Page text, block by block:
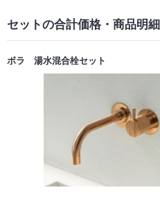
セットの合計価格 ・商品明細
ボラ 湯水混合栓セット